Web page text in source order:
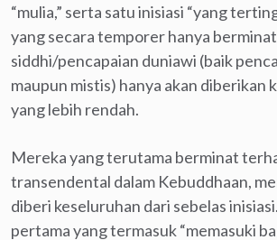
“mulia,” serta satu inisiasi “yang
yang secara temporer hanya
siddhi/pencapaian duniawi (baik
maupun mistis) hanya akan diberikan
yang lebih rendah.
Mereka yang terutama berminat
transendental dalam Kebuddhaan,
diberi keseluruhan dari sebelas
pertama yang termasuk “memasuki